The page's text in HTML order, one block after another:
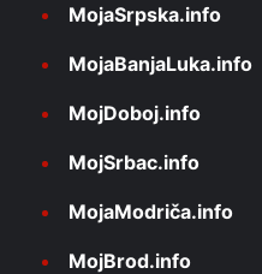
MojaSrpska.info
MojaBanjaLuka.info
MojDoboj.info
MojSrbac.info
MojaModriča.info
MojBrod.info